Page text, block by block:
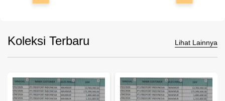
Koleksi Terbaru Lihat Lainnya